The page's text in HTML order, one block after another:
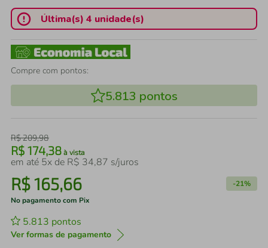
Última(s) 4 unidade(s)
Compre com pontos:
5.813 pontos
R$209,98
R$ 174,38 à vista
em até 5x de R$ 34,87 s/juros
R$165,66 -21%
No pagamento com Pix
5.813 pontos
Ver formas de pagamento